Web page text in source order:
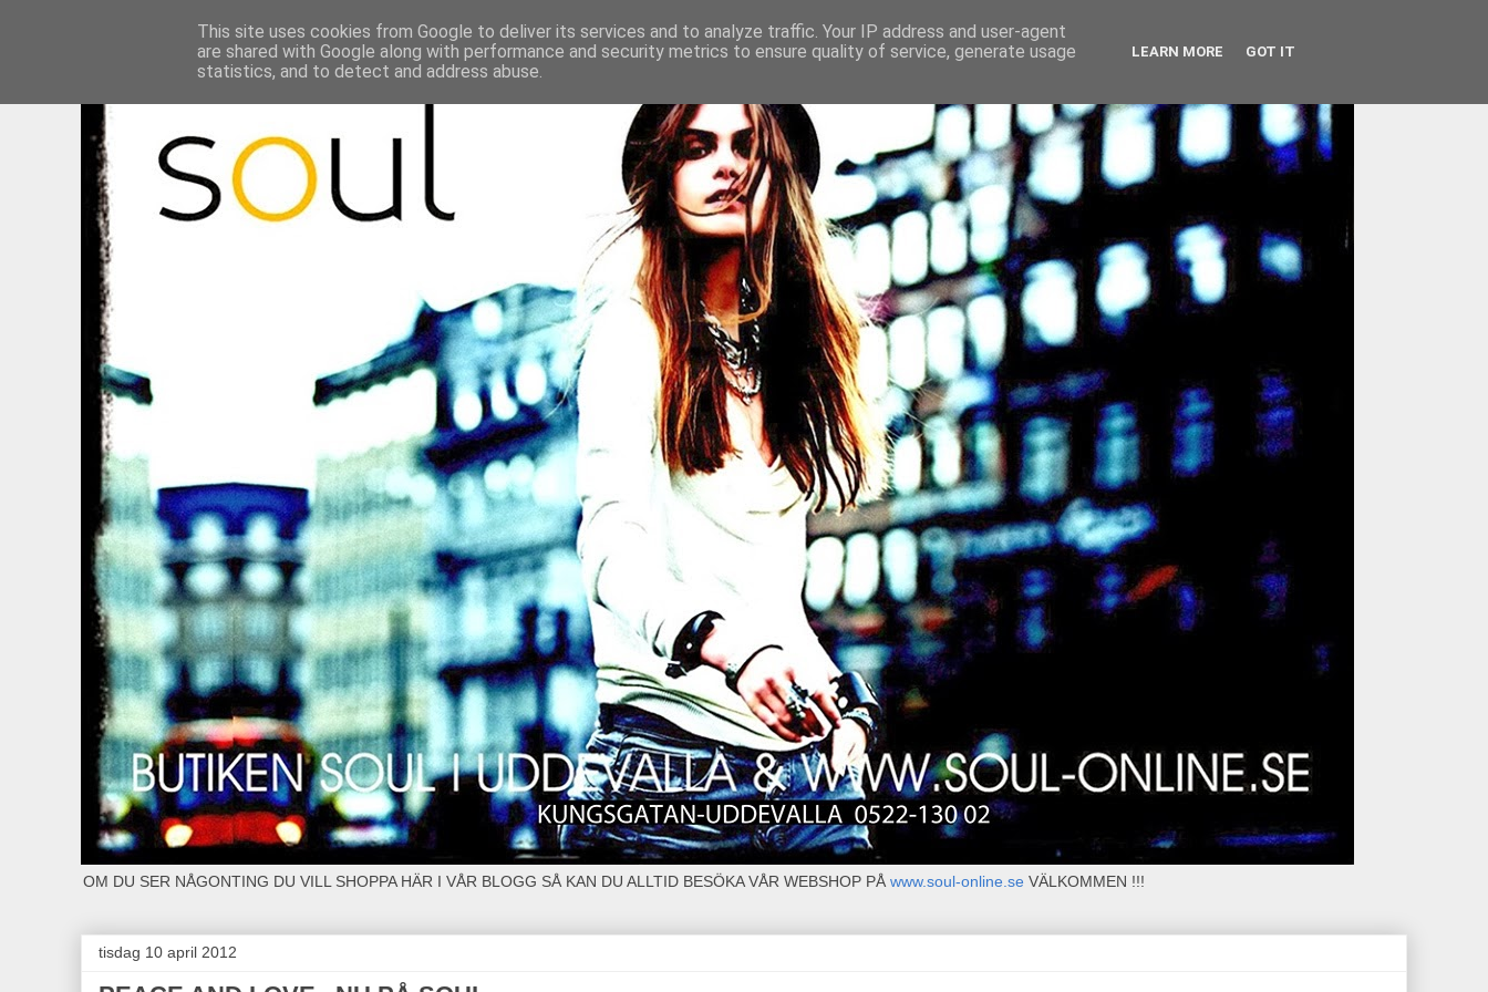
OM DU SER NÅGONTING DU VILL SHOPPA HÄR I VÅR BLOGG SÅ KAN DU ALLTID BESÖKA VÅR WEBSHOP PÅ www.soul-online.se VÄLKOMMEN !!!
tisdag 10 april 2012
This site uses cookies from Google to deliver its services and to analyze traffic. Your IP address and user-agent
are shared with Google along with performance and security metrics to ensure quality of service, generate usage
statistics, and to detect and address abuse.
LEARN MORE GOT IT